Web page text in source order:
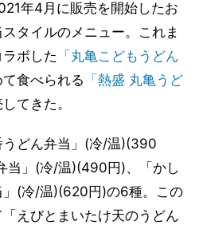
年4月に販売を開始したお
タイルのメニュー。これま
ボした 「丸亀こどもうどん
食べられる 「熱盛 丸亀うど
てきた。
どん弁当」(冷/温)(390
当」(冷/温)(490円)、「かし
(冷/温)(620円)の6種。この
えびとまいたけ天のうどん